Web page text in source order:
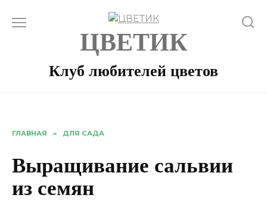
ЦВЕТИК
Клуб любителей цветов
ГЛАВНАЯ » ДЛЯ САДА
Выращивание сальвии
из семян